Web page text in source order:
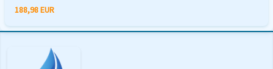
188,98 EUR